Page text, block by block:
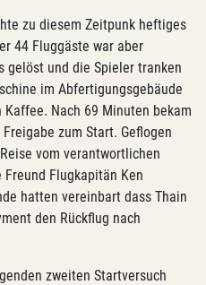
zu diesem Zeitpunk heftiges
44 Fluggäste war aber
gelöst und die Spieler tranken
im Abfertigungsgebäude
Nach 69 Minuten bekam
zum Start. Geflogen
vom verantwortlichen
Flugkapitän Ken
hatten vereinbart dass Thain
den Rückflug nach
zweiten Startversuch